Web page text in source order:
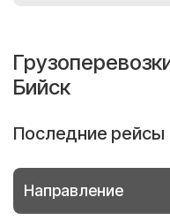
Бийск
Последние рейсы
Направление